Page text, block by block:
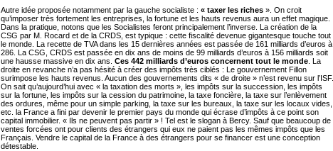
Autre idée proposée notamment par la gauche socialiste : « taxer les riches ». On croit
qu’imposer très fortement les entreprises, la fortune et les hauts revenus aura un effet magique.
Dans la pratique, notons que les Socialistes feront principalement l’inverse. La création de la
CSG par M. Rocard et de la CRDS, est typique : cette fiscalité devenue gigantesque touche tout
le monde. La recette de TVA dans les 15 dernières années est passée de 161 milliards d’euros à
286. La CSG, CRDS est passée en dix ans de moins de 99 milliards d’euros à 156 milliards soit
une hausse massive en dix ans. Ces 442 milliards d’euros concernent tout le monde . La
droite en revanche n’a pas hésité à créer des impôts très ciblés : Le gouvernement Fillon
surimpose les hauts revenus. Aucun des gouvernements dits « de droite » n’est revenu sur l’ISF.
On sait qu’aujourd’hui avec « la taxation des morts », les impôts sur la succession, les impôts
sur la fortune, les impôts sur la cession du patrimoine, la taxe foncière, la taxe sur l’enlèvement
des ordures, même pour un simple parking, la taxe sur les bureaux, la taxe sur les locaux vides,
etc. la France a fini par devenir le premier pays du monde qui écrase d’impôts à ce point son
capital immobilier. « Ils ne peuvent pas partir » ! Tel est le slogan à Bercy. Sauf que beaucoup de
ventes forcées ont pour clients des étrangers qui eux ne paient pas les mêmes impôts que les
Français. Vendre le capital de la France à des étrangers pour se financer est une conception
détestable.